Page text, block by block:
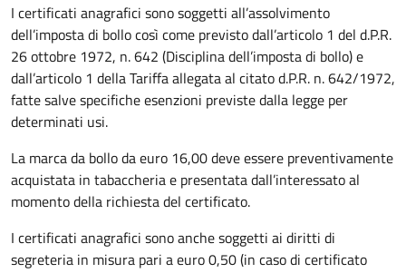
I certificati anagrafici sono soggetti all’assolvimento
dell’imposta di bollo così come previsto dall’articolo 1 del d.P.R.
26 ottobre 1972, n. 642 (Disciplina dell’imposta di bollo) e
dall’articolo 1 della Tariffa allegata al citato d.P.R. n. 642/1972,
fatte salve specifiche esenzioni previste dalla legge per
determinati usi.
La marca da bollo da euro 16,00 deve essere preventivamente
acquistata in tabaccheria e presentata dall’interessato al
momento della richiesta del certificato.
I certificati anagrafici sono anche soggetti ai diritti di
segreteria in misura pari a euro 0,50 (in caso di certificato